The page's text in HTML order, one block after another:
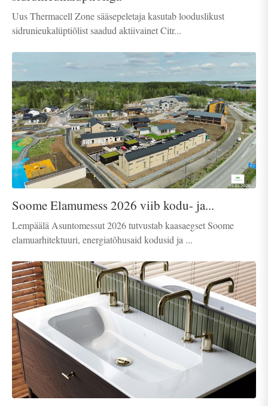
Uus Thermacell Zone sääsepeletaja kasutab looduslikust
sidrunieukalüptiõlist saadud aktiivainet Citr...
Soome Elamumess 2026 viib kodu- ja...
Lempäälä Asuntomessut 2026 tutvustab kaasaegset Soome
elamuarhitektuuri, energiatõhusaid kodusid ja ...